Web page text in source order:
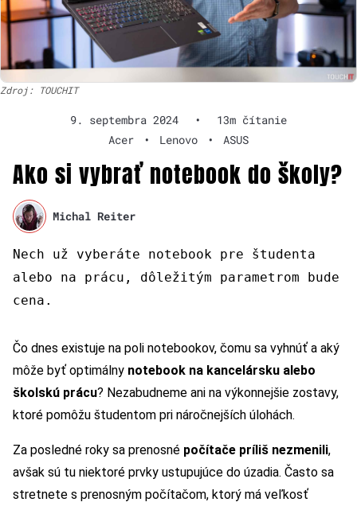
Zdroj: TOUCHIT
9. septembra 2024 •
13m čítanie
Acer
• Lenovo • ASUS
Ako si vybrať notebook do školy?
Michal Reiter
Nech už vyberáte notebook pre študenta
alebo na prácu, dôležitým parametrom bude
cena.
Čo dnes existuje na poli notebookov, čomu sa vyhnúť a aký
môže byť optimálny notebook na kancelársku alebo
školskú prácu? Nezabudneme ani na výkonnejšie zostavy,
ktoré pomôžu študentom pri náročnejších úlohách.
Za posledné roky sa prenosné počítače príliš nezmenili,
avšak sú tu niektoré prvky ustupujúce do úzadia. Často sa
stretnete s prenosným počítačom, ktorý má veľkosť